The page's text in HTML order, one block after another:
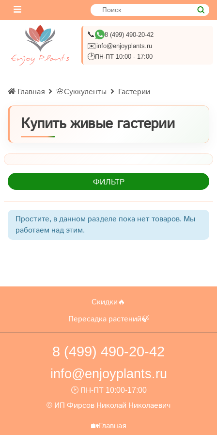
📞 8 (499) 490-20-42
✉️info@enjoyplants.ru
🕑ПН-ПТ 10:00 - 17:00
Главная 🌸Суккуленты Гастерии
Купить живые гастерии
ФИЛЬТР
Простите, в данном разделе пока нет товаров. Мы
работаем над этим.
Скидки🔥
Пересадка растений🍃
8 (499) 490-20-42
info@enjoyplants.ru
🕑 ПН-ПТ 10:00-17:00
© ИП Фирсов Николай Николаевич
🏡Главная